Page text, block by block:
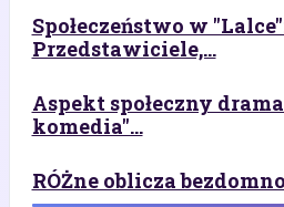
Społeczeństwo w
Przedstawiciele,...
Aspekt społeczny
komedia"...
RÓŻne oblicza